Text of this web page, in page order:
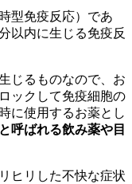
型免疫反応）であ
以内に生じる免疫反
じるものなので、お
ックして免疫細胞の
に使用するお薬とし
呼ばれる飲み薬や目
ヒリした不快な症状